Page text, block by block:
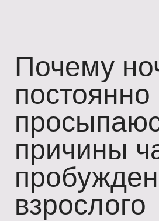
Почему
постоянно
причины
взрослого